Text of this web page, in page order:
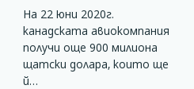
На 22 юни 2020г.
канадската авиокомпания
получи още 900 милиона
щатски долара, които ще
й…